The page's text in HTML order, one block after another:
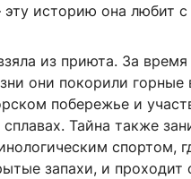
историю она любит с
из приюта. За время
они покорили горные
побережье и
Тайна также
спортом,
запахи, и проходит